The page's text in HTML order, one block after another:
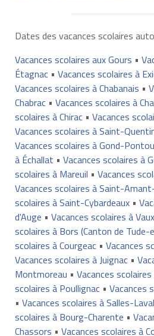
Dates des vacances scolaires
Vacances scolaires aux Gours •
Étagnac• Vacances scolaires à
Vacances scolaires à Chabanais •
Chabrac• Vacances scolaires à
scolaires à Chirac• Vacances
Vacances scolaires à Saint-
Vacances scolaires à Gond-
à Échallat • Vacances scolaires à
scolaires à Mareuil • Vacances
Vacances scolaires à Saint-
scolaires à Saint-Cybardeaux•
d'Auge • Vacances scolaires à
scolaires à Bors (Canton de
scolaires à Courgeac• Vacances
Vacances scolaires à Juignac•
Montmoreau • Vacances
scolaires à Poullignac• Vacances
• Vacances scolaires à Salles-
scolaires à Bourg-Charente •
Chassors • Vacances scolaires à